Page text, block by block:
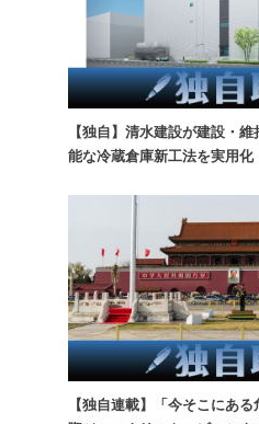
【独自】清水建設が建設・
能な冷蔵倉庫新工法を実用化
【独自連載】「今そこにあ